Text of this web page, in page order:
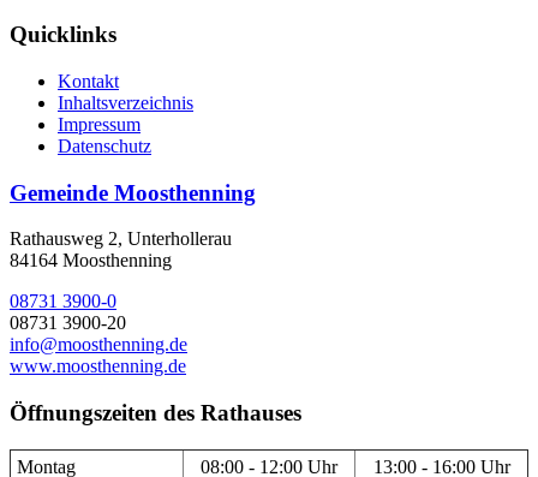
Quicklinks
Kontakt
Inhaltsverzeichnis
Impressum
Datenschutz
Gemeinde Moosthenning
Rathausweg 2, Unterhollerau
84164 Moosthenning
08731 3900-0
08731 3900-20
info@moosthenning.de
www.moosthenning.de
Öffnungszeiten des Rathauses
Montag 08:00 - 12:00 Uhr
13:00 - 16:00 Uhr